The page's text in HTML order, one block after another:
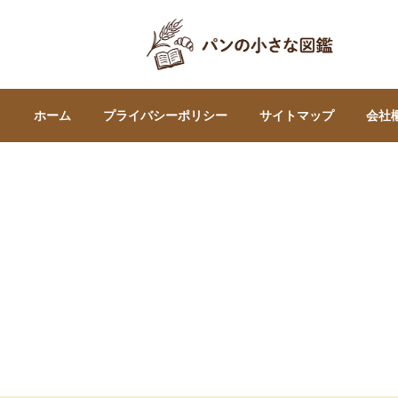
ホーム プライバシーポリシー サイトマップ 会社